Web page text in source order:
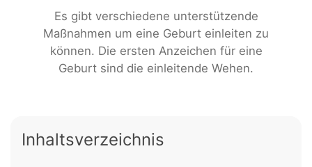
Es gibt verschiedene unterstützende
Maßnahmen um eine Geburt einleiten zu
können. Die ersten Anzeichen für eine
Geburt sind die einleitende Wehen.
Inhaltsverzeichnis